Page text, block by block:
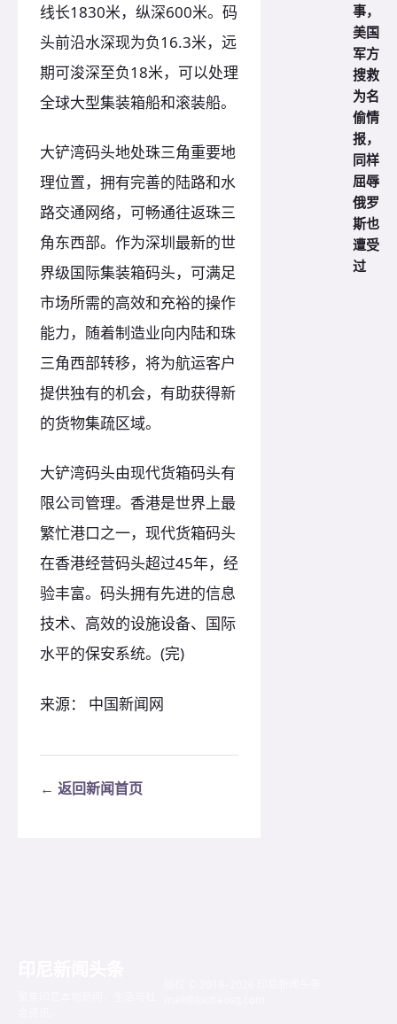
线长1830米，纵深600米。码
头前沿水深现为负16.3米，远
期可浚深至负18米，可以处理
全球大型集装箱船和滚装船。
大铲湾码头地处珠三角重要地
理位置，拥有完善的陆路和水
路交通网络，可畅通往返珠三
角东西部。作为深圳最新的世
界级国际集装箱码头，可满足
市场所需的高效和充裕的操作
能力，随着制造业向内陆和珠
三角西部转移，将为航运客户
提供独有的机会，有助获得新
的货物集疏区域。
大铲湾码头由现代货箱码头有
限公司管理。香港是世界上最
繁忙港口之一，现代货箱码头
在香港经营码头超过45年，经
验丰富。码头拥有先进的信息
技术、高效的设施设备、国际
水平的保安系统。(完)
来源： 中国新闻网
← 返回新闻首页
事，
美国
军方
搜救
为名
偷情
报，
同样
屈辱
俄罗
斯也
遭受
过